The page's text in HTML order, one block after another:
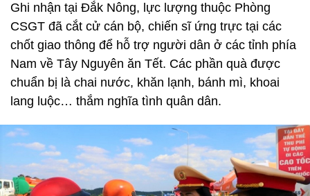
Ghi nhận tại Đắk Nông, lực lượng thuộc Phòng
CSGT đã cắt cử cán bộ, chiến sĩ ứng trực tại các
chốt giao thông để hỗ trợ người dân ở các tỉnh phía
Nam về Tây Nguyên ăn Tết. Các phần quà được
chuẩn bị là chai nước, khăn lạnh, bánh mì, khoai
lang luộc… thắm nghĩa tình quân dân.